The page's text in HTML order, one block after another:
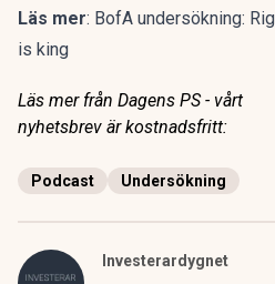
Läs mer: BofA undersökning:
is king
Läs mer från Dagens PS - vårt
nyhetsbrev är kostnadsfritt:
Podcast Undersökning
Investerardygnet